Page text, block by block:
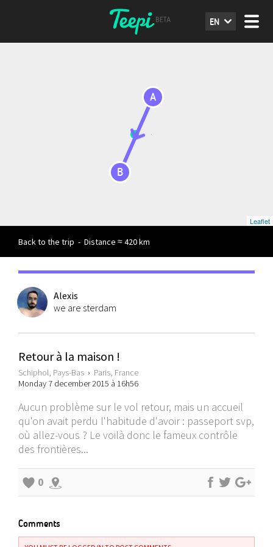
EN
A
B
Leaflet
Back to the trip - Distance ≈ 420 km
Alexis
we are sterdam
Retour à la maison !
Schiphol, Pays-Bas › Paris, France
Monday 7 december 2015 à 16h56
Aucun problème sur le vol retour, mais un accueil
qu'on avait perdu l'habitude d'avoir : passeport svp,
où allez-vous ? Le voilà donc le fameux contrôle
des frontières...
0
Comments